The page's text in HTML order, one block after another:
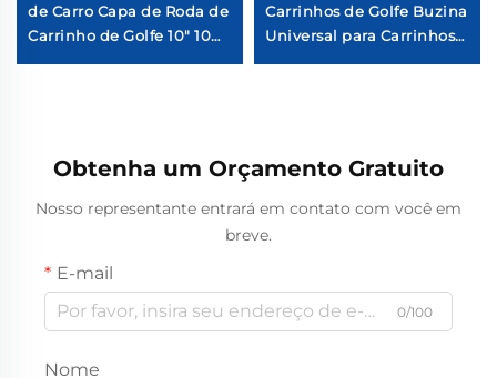
de Carro Capa de Roda de
Carrinho de Golfe 10" 10
Carrinhos de Golfe Buzina
Universal para Carrinhos
Obtenha um Orçamento Gratuito
Nosso representante entrará em contato com você em
breve.
E-mail
0/100
Nome